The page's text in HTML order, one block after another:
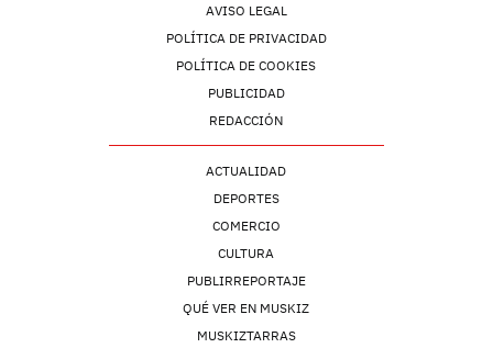
AVISO LEGAL
POLÍTICA DE PRIVACIDAD
POLÍTICA DE COOKIES
PUBLICIDAD
REDACCIÓN
ACTUALIDAD
DEPORTES
COMERCIO
CULTURA
PUBLIRREPORTAJE
QUÉ VER EN MUSKIZ
MUSKIZTARRAS